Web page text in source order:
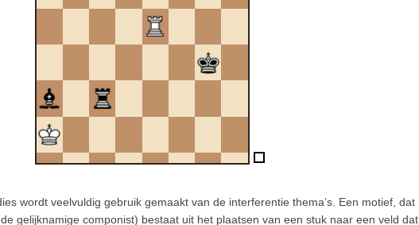
wordt veelvuldig gebruik gemaakt van de interferentie thema’s. Een motief, dat
gelijknamige componist) bestaat uit het plaatsen van een stuk naar een veld dat